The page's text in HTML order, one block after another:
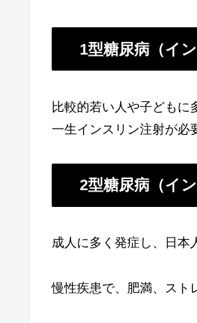
1型糖尿病（イ
比較的若い人や子ども
一生インスリン注射が必
2型糖尿病（イ
成人に多く発症し、日本
慢性疾患で、肥満、スト